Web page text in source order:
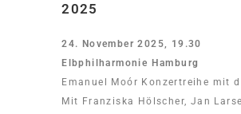
2025
24. November 2025, 19.30
Elbphilharmonie Hamburg
Emanuel Moór Konzertreihe mit
Mit Franziska Hölscher, Jan